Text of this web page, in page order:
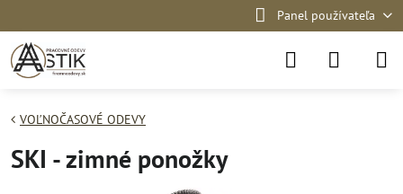
Panel používateľa
VOĽNOČASOVÉ ODEVY
SKI - zimné ponožky